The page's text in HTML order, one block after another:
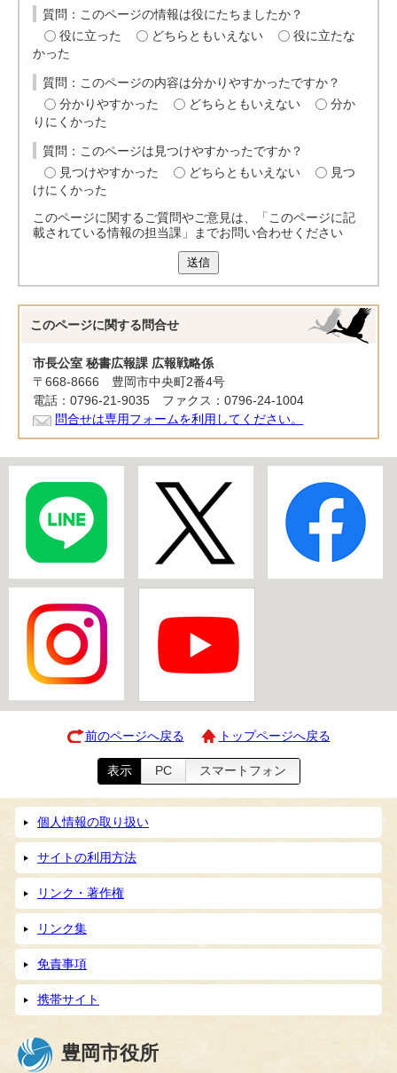
質問：このページの情報は役にたちましたか？
役に立った
どちらともいえない
役に立たな
かった
質問：このページの内容は分かりやすかったですか？
分かりやすかった
どちらともいえない
分か
りにくかった
質問：このページは見つけやすかったですか？
見つけやすかった
どちらともいえない
見つ
けにくかった
このページに関するご質問やご意見は、「このページに記
載されている情報の担当課」までお問い合わせください
送信
このページに関する 問合せ
市長公室 秘書広報課 広報戦略係
〒668-8666 豊岡市中央町2番4号
電話：0796-21-9035 ファクス：0796-24-1004
問合せは専用フォームを利用してください。
前のページへ戻る トップページへ戻る
表示 PC スマートフォン
個人情報の取り扱い
サイトの利用方法
リンク・著作権
リンク集
免責事項
携帯サイト
豊岡市役所